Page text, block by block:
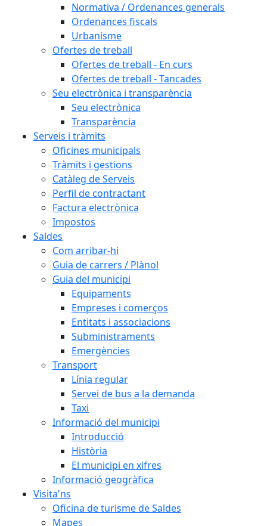
Normativa / Ordenances generals
Ordenances fiscals
Urbanisme
Ofertes de treball
Ofertes de treball - En curs
Ofertes de treball - Tancades
Seu electrònica i transparència
Seu electrònica
Transparència
Serveis i tràmits
Oficines municipals
Tràmits i gestions
Catàleg de Serveis
Perfil de contractant
Factura electrònica
Impostos
Saldes
Com arribar-hi
Guia de carrers / Plànol
Guia del municipi
Equipaments
Empreses i comerços
Entitats i associacions
Subministraments
Emergències
Transport
Línia regular
Servei de bus a la demanda
Taxi
Informació del municipi
Introducció
Història
El municipi en xifres
Informació geogràfica
Visita'ns
Oficina de turisme de Saldes
Mapes